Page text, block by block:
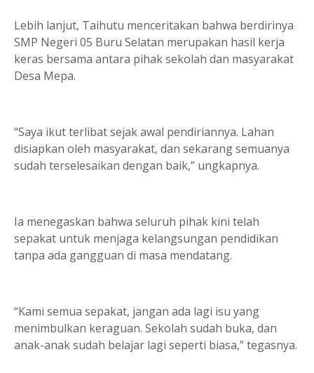
Lebih lanjut, Taihutu menceritakan bahwa berdirinya
SMP Negeri 05 Buru Selatan merupakan hasil kerja
keras bersama antara pihak sekolah dan masyarakat
Desa Mepa.
“Saya ikut terlibat sejak awal pendiriannya. Lahan
disiapkan oleh masyarakat, dan sekarang semuanya
sudah terselesaikan dengan baik,” ungkapnya.
Ia menegaskan bahwa seluruh pihak kini telah
sepakat untuk menjaga kelangsungan pendidikan
tanpa ada gangguan di masa mendatang.
“Kami semua sepakat, jangan ada lagi isu yang
menimbulkan keraguan. Sekolah sudah buka, dan
anak-anak sudah belajar lagi seperti biasa,” tegasnya.